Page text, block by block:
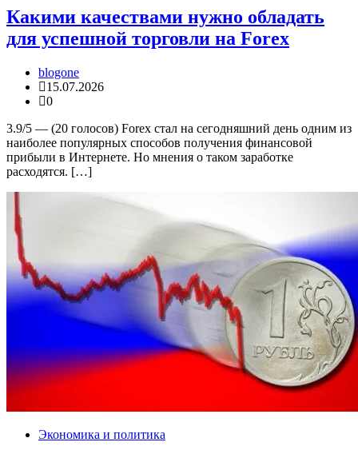
Какими качествами нужно обладать
для успешной торговли на Forex
blogone
15.07.2026
0
3.9/5 — (20 голосов) Forex стал на сегодняшний день одним из
наиболее популярных способов получения финансовой
прибыли в Интернете. Но мнения о таком заработке
расходятся. […]
Экономика и политика